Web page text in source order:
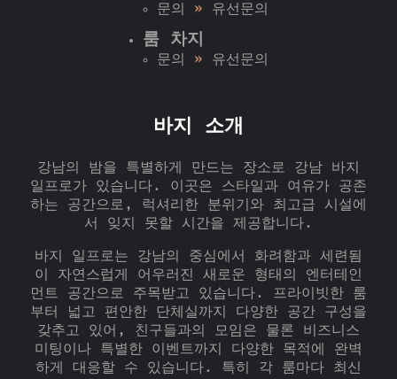
문의 » 유선문의
룸 차지
문의 » 유선문의
바지 소개
강남의 밤을 특별하게 만드는 장소로 강남 바지
일프로가 있습니다. 이곳은 스타일과 여유가 공존
하는 공간으로, 럭셔리한 분위기와 최고급 시설에
서 잊지 못할 시간을 제공합니다.
바지 일프로는 강남의 중심에서 화려함과 세련됨
이 자연스럽게 어우러진 새로운 형태의 엔터테인
먼트 공간으로 주목받고 있습니다. 프라이빗한 룸
부터 넓고 편안한 단체실까지 다양한 공간 구성을
갖추고 있어, 친구들과의 모임은 물론 비즈니스
미팅이나 특별한 이벤트까지 다양한 목적에 완벽
하게 대응할 수 있습니다. 특히 각 룸마다 최신